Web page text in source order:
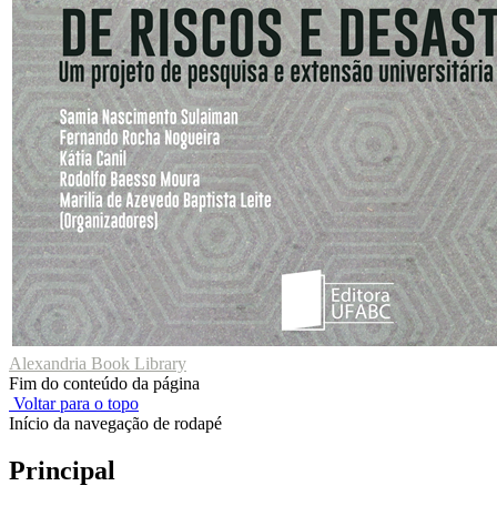
Alexandria Book Library
Fim do conteúdo da página
Voltar para o topo
Início da navegação de rodapé
Principal